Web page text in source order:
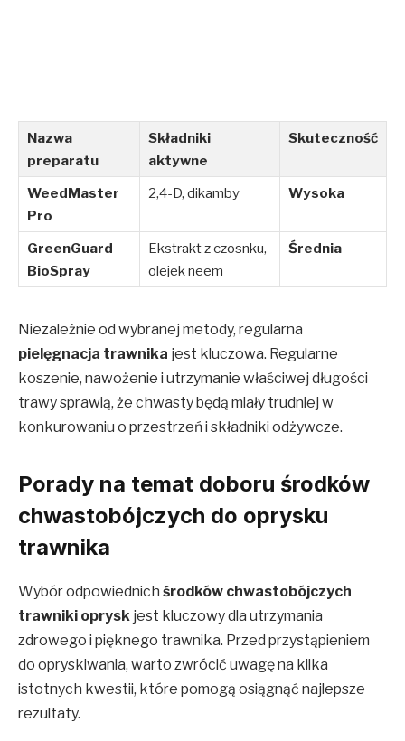
Nazwa
preparatu
Składniki
aktywne
Skuteczność
WeedMaster
Pro
2,4-D, dikamby Wysoka
GreenGuard
BioSpray
Ekstrakt z czosnku,
olejek neem
Średnia
Niezależnie od wybranej metody, regularna
pielęgnacja trawnika jest kluczowa. Regularne
koszenie, nawożenie i utrzymanie właściwej długości
trawy sprawią, że chwasty będą miały trudniej w
konkurowaniu o przestrzeń i składniki odżywcze.
Porady na temat doboru środków
chwastobójczych do oprysku
trawnika
Wybór odpowiednich środków chwastobójczych
trawniki oprysk jest kluczowy dla utrzymania
zdrowego i pięknego trawnika. Przed przystąpieniem
do opryskiwania, warto zwrócić uwagę na kilka
istotnych kwestii, które pomogą osiągnąć najlepsze
rezultaty.